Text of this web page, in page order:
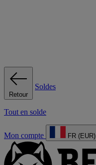
Retour
Soldes
Tout en solde
Mon compte FR (EUR)